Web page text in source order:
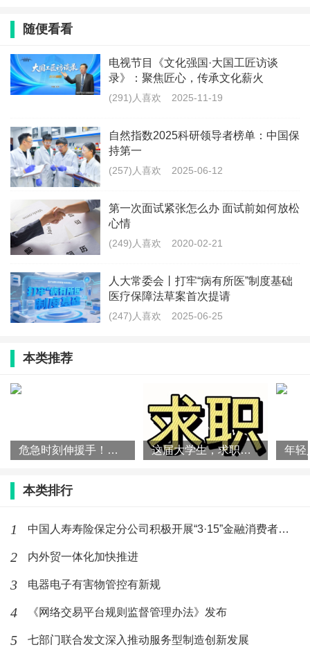
6月23日，柯丝蒂·考文垂在主席职位交接仪式上致
辞。新华社记者 连漪 摄
考文垂也向巴赫致以诚挚感谢，她在致辞中表
示：“巴赫主席，12年来，您以纯粹的热情与坚定的使命
为奥林匹克运动奉献。您带领我们在动荡时刻始终保持
团结。”
这位七枚游泳奥运奖牌得主还深情感谢了她的丈
夫、女儿及父母，同时也说：“我还要感谢在座的所有父
母，以及全世界数以万计的父母，感谢你们为了让孩子
实现梦想而日复一日做出奉献。”
上，考文垂击败其他六位候选人，成为国际奥委会新一
任主席。如今，经过约三个月的过渡期，她从巴赫手中
接过了接力棒。在交接仪式之后的6月25日至26日，考
文垂将以主席身份首次主持召开国际奥委会执委会会
议，而在此之前，她还将发起名为“暂停与思考”的磋
商，邀请国际奥委会委员共同商议新的路线图。
巴赫于2013年当选国际奥委会主席，他以“改变或被
声明:转载此文是出于传递更多信息之目的。若有来
随便看看
电视节目《文化强国·大国工匠访谈
录》：聚焦匠心，传承文化薪火
(291)人喜欢 2025-11-19
自然指数2025科研领导者榜单：中国保
持第一
(257)人喜欢 2025-06-12
第一次面试紧张怎么办 面试前如何放松
心情
(249)人喜欢 2020-02-21
人大常委会丨打牢“病有所医”制度基础
医疗保障法草案首次提请
(247)人喜欢 2025-06-25
本类推荐
危急时刻伸援手！国寿员工跪地施救晕厥店主 这届大学生，求职有啥新特点？
本类排行
1 中国人寿寿险保定分公司积极开展“3·15”金融消费者权益保护
2 内外贸一体化加快推进
3 电器电子有害物管控有新规
4 《网络交易平台规则监督管理办法》发布
5 七部门联合发文深入推动服务型制造创新发展